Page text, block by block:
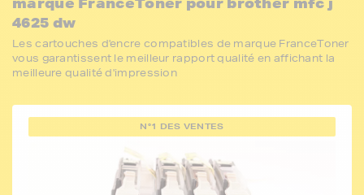
4625 dw
Les cartouches d'encre compatibles de marque FranceToner
vous garantissent le meilleur rapport qualité en affichant la
meilleure qualité d'impression
N°1 DES VENTES